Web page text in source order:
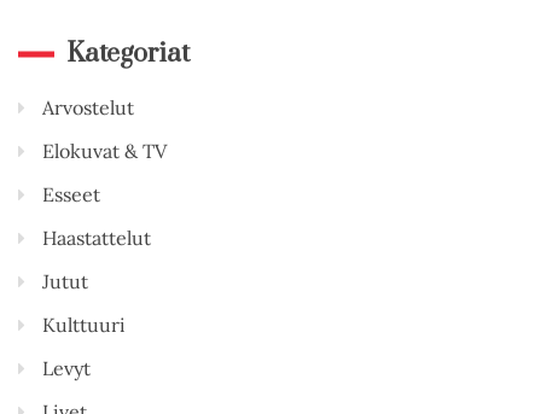
Kategoriat
Arvostelut
Elokuvat & TV
Esseet
Haastattelut
Jutut
Kulttuuri
Levyt